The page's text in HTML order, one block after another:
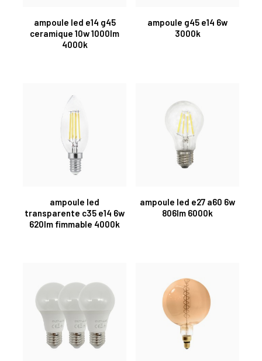
ampoule led e14 g45
ceramique 10w 1000lm
4000k
ampoule g45 e14 6w
3000k
ampoule led
transparente c35 e14 6w
620lm fimmable 4000k
ampoule led e27 a60 6w
806lm 6000k